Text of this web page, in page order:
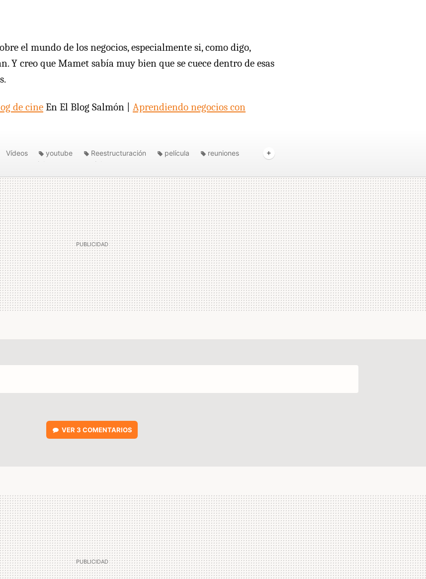
el mundo de los negocios, especialmente si, como digo,
Y creo que Mamet sabía muy bien que se cuece dentro de esas
de cine En El Blog Salmón | Aprendiendo negocios con
Vídeos youtube Reestructuración película
reuniones
comerciales comercial
VER 3 COMENTARIOS